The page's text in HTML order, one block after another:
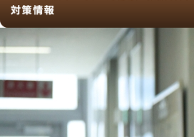
（別ウインドウで開きます）
2026年8月4日
受賞のお知らせ～
International
よりBest Poster
Economic